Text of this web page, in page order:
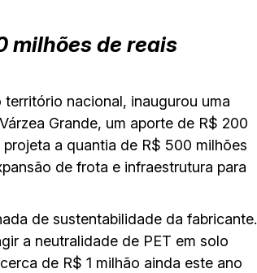
milhões de reais
nacional, inaugurou uma
Grande, um aporte de R$ 200
a quantia de R$ 500 milhões
de frota e infraestrutura para
de sustentabilidade da fabricante.
a neutralidade de PET em solo
de R$ 1 milhão ainda este ano